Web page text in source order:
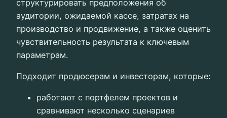
структурировать предположения об
аудитории, ожидаемой кассе, затратах на
производство и продвижение, а также оценить
чувствительность результата к ключевым
параметрам.
Подходит продюсерам и инвесторам, которые:
работают с портфелем проектов и
сравнивают несколько сценариев